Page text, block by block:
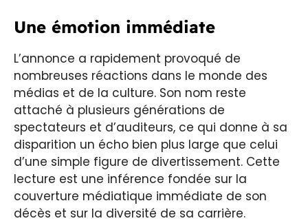
Une émotion immédiate
L’annonce a rapidement provoqué de
nombreuses réactions dans le monde des
médias et de la culture. Son nom reste
attaché à plusieurs générations de
spectateurs et d’auditeurs, ce qui donne à sa
disparition un écho bien plus large que celui
d’une simple figure de divertissement. Cette
lecture est une inférence fondée sur la
couverture médiatique immédiate de son
décès et sur la diversité de sa carrière.